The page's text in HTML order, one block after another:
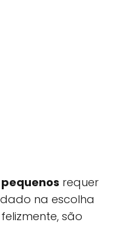
requer
na escolha
são